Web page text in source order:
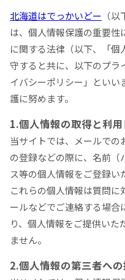
北海道はでっかいどー （
は、個人情報保護の重要
に関する法律（以下、「
守すると共に、以下のプラ
イバシーポリシー」とい
護に努めます。
1.個人情報の取得と利
当サイトでは、メールで
の登録などの際に、名前（
ス等の個人情報をご登録い
これらの個人情報は質問
ールなどでご連絡する場合
り、個人情報をご提供い
ません。
2.個人情報の第三者へ